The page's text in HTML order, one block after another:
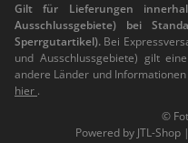
Gilt für Lieferungen
Ausschlussgebiete) bei
Sperrgutartikel). Bei
und Ausschlussgebiete) gilt
andere Länder und
hier .
©
Powered by JTL-Shop |